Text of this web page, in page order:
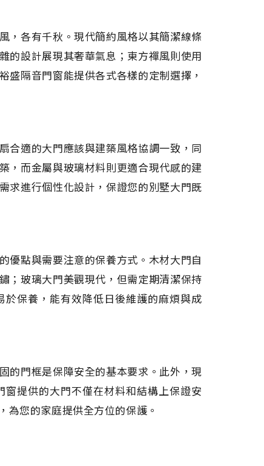
，各有千秋。現代簡約風格以其簡潔線條
的設計展現其奢華氣息；東方禪風則使用
盛隔音門窗能提供各式各樣的定制選擇，
合適的大門應該與建築風格協調一致，同
，而金屬與玻璃材料則更適合現代感的建
求進行個性化設計，保證您的別墅大門既
優點與需要注意的保養方式。木材大門自
；玻璃大門美觀現代，但需定期清潔保持
保養，能有效降低日後維護的麻煩與成
的門框是保障安全的基本要求。此外，現
提供的大門不僅在材料和結構上保證安
為您的家庭提供全方位的保護。